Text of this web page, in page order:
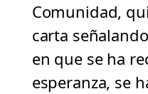
Comunidad,
carta
en que se ha
esperanza, se